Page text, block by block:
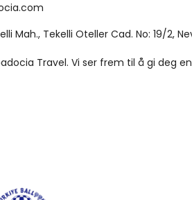
Mah., Tekelli Oteller Cad. No: 19/2,
Travel. Vi ser frem til å gi deg